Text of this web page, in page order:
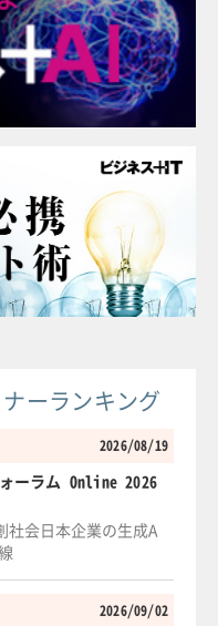
ーランキング
2026/08/19
ーラム Online 2026
社会日本企業の生成A
2026/09/02